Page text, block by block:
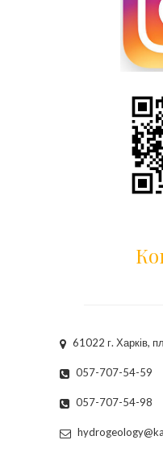
61022 г. Харків,
057-707-54-59
057-707-54-98